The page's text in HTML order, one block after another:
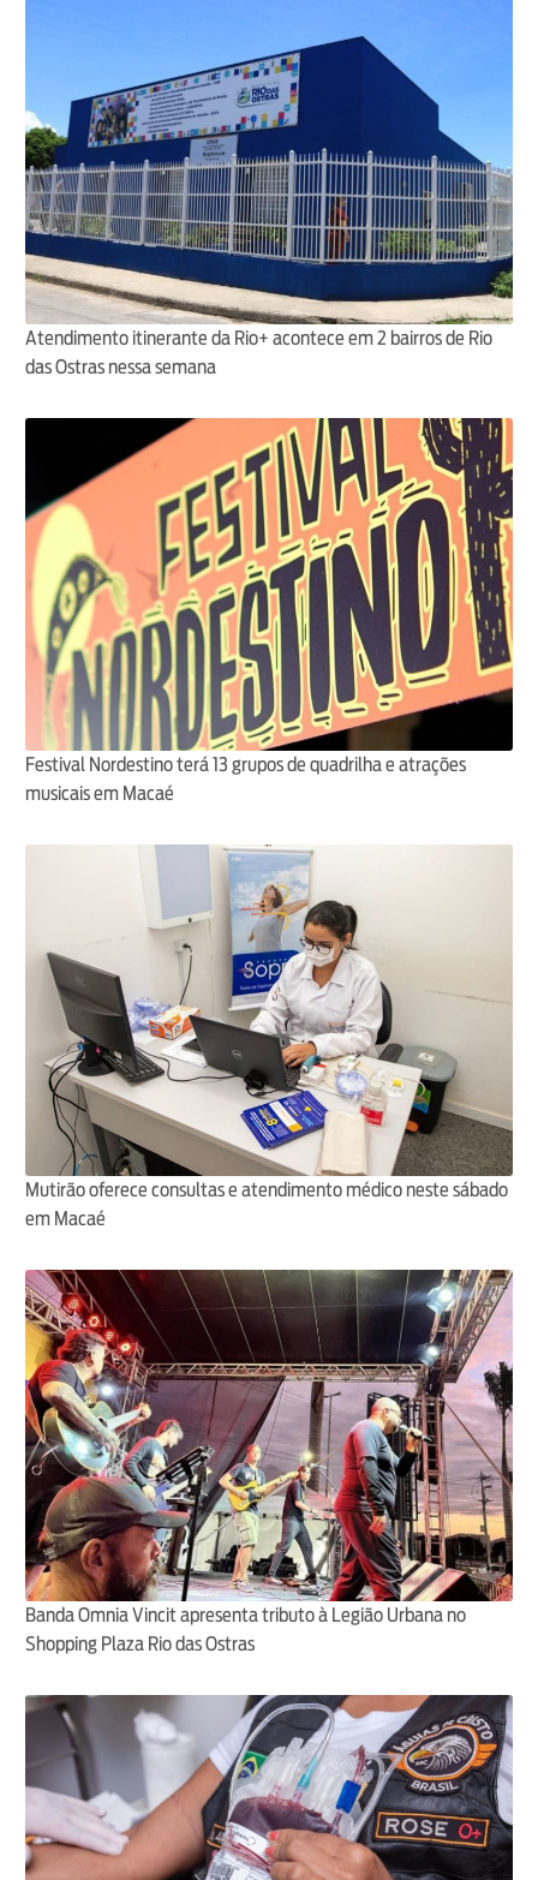
Atendimento itinerante da Rio+ acontece em 2 bairros de Rio
das Ostras nessa semana
Festival Nordestino terá 13 grupos de quadrilha e atrações
musicais em Macaé
Mutirão oferece consultas e atendimento médico neste sábado
em Macaé
Banda Omnia Vincit apresenta tributo à Legião Urbana no
Shopping Plaza Rio das Ostras